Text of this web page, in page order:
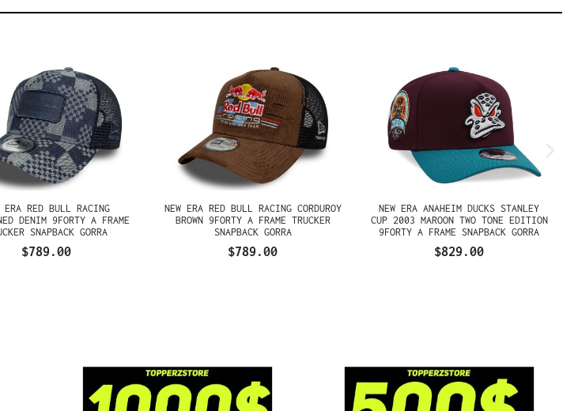
ERA RED BULL RACING
DENIM 9FORTY A FRAME
SNAPBACK GORRA
$789.00
NEW ERA RED BULL RACING CORDUROY
BROWN 9FORTY A FRAME TRUCKER
SNAPBACK GORRA
$789.00
NEW ERA ANAHEIM DUCKS STANLEY
CUP 2003 MAROON TWO TONE EDITION
9FORTY A FRAME SNAPBACK GORRA
$829.00